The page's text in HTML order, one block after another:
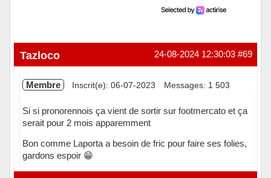
#69
24-08-2024 12:30:03
Tazloco
Membre Inscrit(e): 06-07-2023 Messages: 1 503
Si si pronorennois ça vient de sortir sur footmercato et ça
serait pour 2 mois apparemment
Bon comme Laporta a besoin de fric pour faire ses folies,
gardons espoir 😁